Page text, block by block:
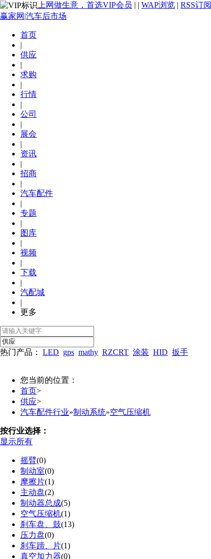
上网做生意，首选VIP会员 | | WAP浏览 | RSS订阅
赢家网|汽车后市场
首页
|
供应
|
求购
|
行情
|
公司
|
展会
|
资讯
|
招商
|
汽车配件
|
专题
|
图库
|
视频
|
下载
|
汽配城
|
更多
热门产品： LED gps mathy RZCRT 涂装 HID 扳手
您当前的位置：
首页>
供应>
汽车配件行业»制动系统»空气压缩机
按行业选择：
显示所有
摇臂(0)
制动室(0)
摩擦片(1)
主动盘(2)
制动器总成(5)
空气压缩机(1)
刹车盘、鼓(13)
压力盘(0)
刹车蹄、片(1)
真空加力器(0)